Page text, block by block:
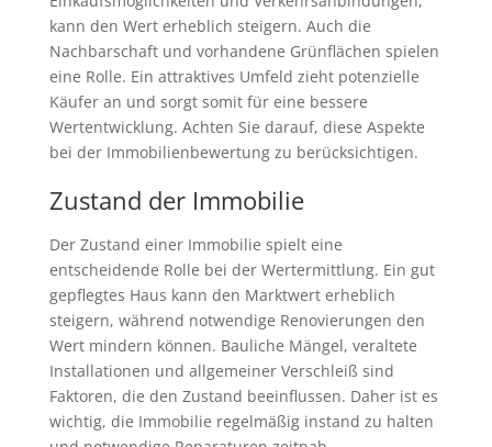
kann den Wert erheblich steigern. Auch die
Nachbarschaft und vorhandene Grünflächen spielen
eine Rolle. Ein attraktives Umfeld zieht potenzielle
Käufer an und sorgt somit für eine bessere
Wertentwicklung. Achten Sie darauf, diese Aspekte
bei der Immobilienbewertung zu berücksichtigen.
Zustand der Immobilie
Der Zustand einer Immobilie spielt eine
entscheidende Rolle bei der Wertermittlung. Ein gut
gepflegtes Haus kann den Marktwert erheblich
steigern, während notwendige Renovierungen den
Wert mindern können. Bauliche Mängel, veraltete
Installationen und allgemeiner Verschleiß sind
Faktoren, die den Zustand beeinflussen. Daher ist es
wichtig, die Immobilie regelmäßig instand zu halten